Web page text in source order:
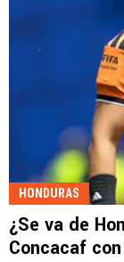
HONDURAS
¿Se va de
Concacaf